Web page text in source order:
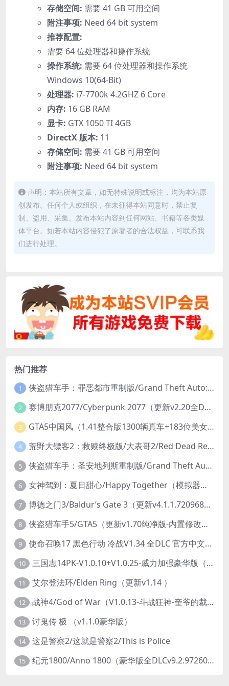
存储空间: 需要 41 GB 可用空间
附注事项: Need 64 bit system
推荐配置:
需要 64 位处理器和操作系统
操作系统: 需要 64 位处理器和操作系统
Windows 10(64-Bit)
处理器: i7-7700k 4.2GHZ 6 Core
内存: 16 GB RAM
显卡: GTX 1050 TI 4GB
DirectX 版本: 11
存储空间: 需要 41 GB 可用空间
附注事项: Need 64 bit system
声明：本站所有文章，如无特殊说明或标注，均为本站原
创发布。任何个人或组织，在未征得本站同意时，禁止复
制、盗用、采集、发布本站内容到任何网站、书籍等各类媒
体平台。如若本站内容侵犯了原著者的合法权益，可联系我
们进行处理。
热门推荐
1 侠盗猎车手：罪恶都市重制版/Grand Theft Auto: Vice City – The Definitive Edition
2 赛博朋克2077/Cyberpunk 2077（更新v2.20全DLC）
3 GTA5中国风（1.41整合版1300辆真车+183位美女与英雄+200%存档）
4 荒野大镖客2：救赎终极版/大表哥2/Red Dead Redemption 2: Ultimate Edition（更新v1491.50终极版）
5 侠盗猎车手：圣安地列斯重制版/Grand Theft Auto: San Andreas – The Definitive Edition（更新v1.113.49697469）
6 女神驾到：夏日甜心/Happy Together（模拟器版-升级豪华终极珍藏版+全DLC）
7 博德之门3/Baldur’s Gate 3（更新v4.1.1.7209685）
8 侠盗猎车手5/GTA5（更新v1.70纯净版-内置修改器+通关存档）
9 使命召唤17 黑色行动 冷战V1.34 全DLC 官方中文版COD17
10 三国志14PK-V1.0.10+V1.0.25-威力加强豪华版（武将面容套装-全DLC+季票+特典+中文语音+编辑修改器）
11 艾尔登法环/Elden Ring（更新v1.14 ）
12 战神4/God of War（V1.0.13-斗战狂神-奎爷的裁决+全DLC）
13 讨鬼传 极 （v1.1.0豪华版）
14 这是警察2/这就是警察2/This is Police
15 纪元1800/Anno 1800（豪华版全DLCv9.2.972600）